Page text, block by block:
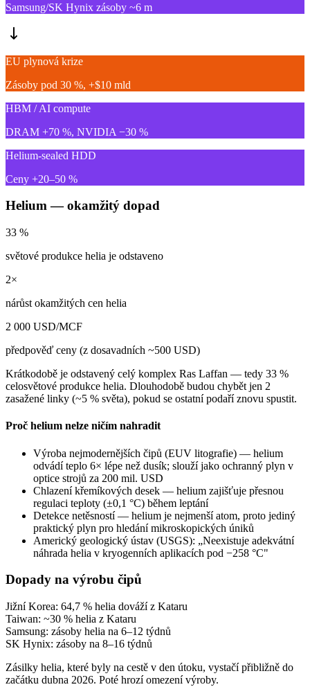
Samsung/SK Hynix zásoby ~6 m
EU plynová krize
Zásoby pod 30 %, +$10 mld
HBM / AI compute
DRAM +70 %, NVIDIA −30 %
Helium-sealed HDD
Ceny +20–50 %
Helium — okamžitý dopad
33 %
světové produkce helia je odstaveno
2×
nárůst okamžitých cen helia
2 000 USD/MCF
předpověď ceny (z dosavadních ~500 USD)
Krátkodobě je odstavený celý komplex Ras Laffan — tedy 33 %
celosvětové produkce helia. Dlouhodobě budou chybět jen 2
zasažené linky (~5 % světa), pokud se ostatní podaří znovu spustit.
Proč helium nelze ničím nahradit
Výroba nejmodernějších čipů (EUV litografie) — helium
odvádí teplo 6× lépe než dusík; slouží jako ochranný plyn v
optice strojů za 200 mil. USD
Chlazení křemíkových desek — helium zajišťuje přesnou
regulaci teploty (±0,1 °C) během leptání
Detekce netěsností — helium je nejmenší atom, proto jediný
praktický plyn pro hledání mikroskopických úniků
Americký geologický ústav (USGS): „Neexistuje adekvátní
náhrada helia v kryogenních aplikacích pod −258 °C"
Dopady na výrobu čipů
Jižní Korea: 64,7 % helia dováží z Kataru
Taiwan: ~30 % helia z Kataru
Samsung: zásoby helia na 6–12 týdnů
SK Hynix: zásoby na 8–16 týdnů
Zásilky helia, které byly na cestě v den útoku, vystačí přibližně do
začátku dubna 2026. Poté hrozí omezení výroby.